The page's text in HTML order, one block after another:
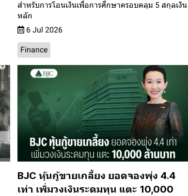
สำหรับการโอนเงินเพื่อการศึกษาครอบคลุม 5 สกุลเงิน
หลัก
6 Jul 2026
Finance
BJC หุ้นกู้ขายเกลี้ยง ยอดจองพุ่ง 4.4
เท่า เพิ่มวงเงินระดมทุน แตะ 10,000